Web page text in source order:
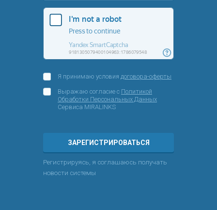
Я принимаю условия договора-оферты
Выражаю согласие с Политикой
Обработки Персональных Данных
Сервиса MIRALINKS
ЗАРЕГИСТРИРОВАТЬСЯ
Регистрируясь, я соглашаюсь получать
новости системы